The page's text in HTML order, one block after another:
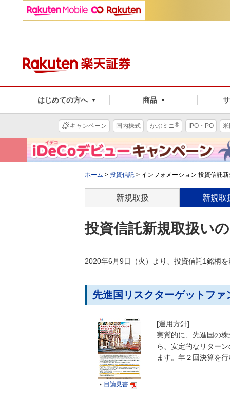
はじめての方へ 商品
キャンペーン 国内株式 かぶミニ® IPO・PO
ホーム > 投資信託 > インフォメーション 投資信託
新規取扱 新規取
投資信託新規取扱い
2020年6月9日（火）より、投資信託1銘柄
先進国リスクターゲットフ
 目論見書
[運用方針]
実質的に、先進国の
ら、安定的なリター
ます。年２回決算を